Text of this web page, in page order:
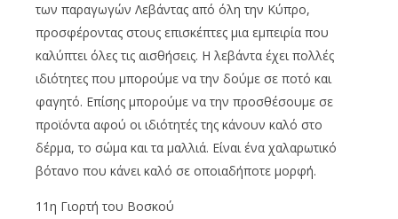
των παραγωγών Λεβάντας από όλη την Κύπρο,
προσφέροντας στους επισκέπτες μια εμπειρία που
καλύπτει όλες τις αισθήσεις. Η λεβάντα έχει πολλές
ιδιότητες που μπορούμε να την δούμε σε ποτό και
φαγητό. Επίσης μπορούμε να την προσθέσουμε σε
προϊόντα αφού οι ιδιότητές της κάνουν καλό στο
δέρμα, το σώμα και τα μαλλιά. Είναι ένα χαλαρωτικό
βότανο που κάνει καλό σε οποιαδήποτε μορφή.
11η Γιορτή του Βοσκού